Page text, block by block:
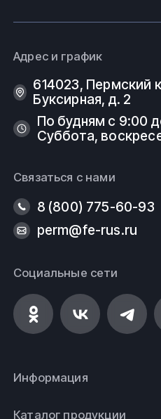
Адрес и график
614023, Пермский
Буксирная, д. 2
По будням с 9:00
Суббота,
Связаться с нами
8 (800) 775-60-93
perm@fe-rus.ru
Социальные сети
Информация
Каталог продукции